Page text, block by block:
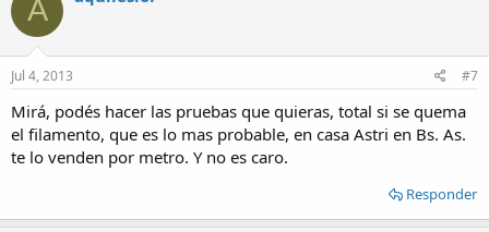
A
Jul 4, 2013 #7
Mirá, podés hacer las pruebas que quieras, total si se quema
el filamento, que es lo mas probable, en casa Astri en Bs. As.
te lo venden por metro. Y no es caro.
Responder